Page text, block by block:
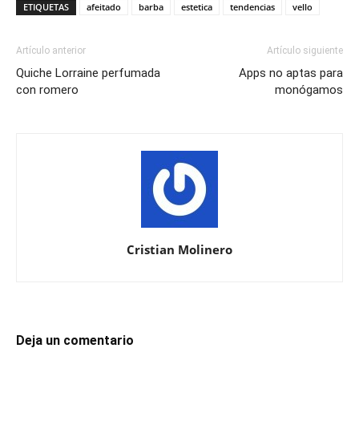
ETIQUETAS afeitado barba estetica tendencias vello
Artículo anterior
Quiche Lorraine perfumada
con romero
Artículo siguiente
Apps no aptas para
monógamos
Cristian Molinero
Deja un comentario